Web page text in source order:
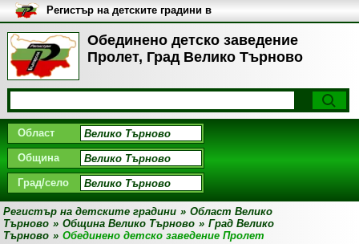
Обединено детско заведение
Пролет, Град Велико Търново
Регистър на детските градини в
България
Област
Община
Град/село
Регистър на детските градини » Област Велико
Търново » Община Велико Търново » Град Велико
Търново » Обединено детско заведение Пролет